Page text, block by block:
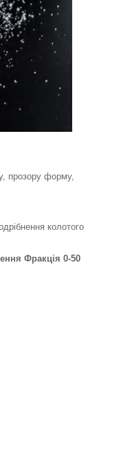
прозору форму,
колотого
Фракція 0-50